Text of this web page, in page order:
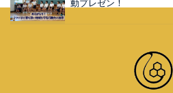
動プレゼン！